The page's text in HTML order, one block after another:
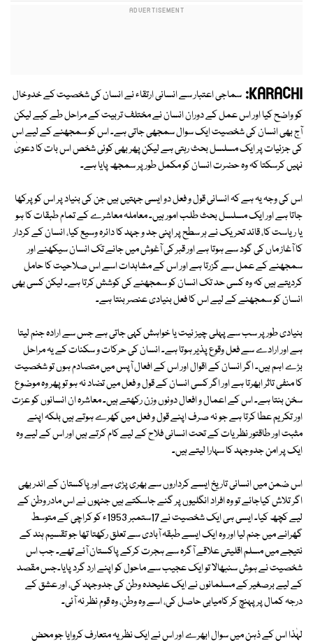
KARACHI: سماجی اعتبار سے انسانی ارتقاء نے انسان کی شخصیت کے خدوخال
کو واضح کیا اور اس عمل کے دوران انسان نے مختلف تربیت کے مراحل طے کیے لیکن
آج بھی انسان کی شخصیت ایک سوال سمجھی جاتی ہے۔ اس کو سمجھنے کے لیے اس
کی جزئیات پر ایک مسلسل بحث رہتی ہے لیکن پھر بھی کوئی شخص اس بات کا دعویٰ
نہیں کرسکتا کہ وہ حضرت انسان کو مکمل طور پر سمجھ پایا ہے۔
اس کی وجہ یہ ہے کہ انسانی قول و فعل دو ایسی جہتیں ہیں جن کی بنیاد پر اس کو پرکھا
جاتا ہے اور ایک مسلسل بحث طلب امور ہیں۔ معاملہ معاشرے کے تمام طبقات کا ہو
یا ریاست کا، قائد تحریک نے ہر سطح پر اپنی جد و جہد کا دائرہ وسیع کیا، انسان کے کردار
کا آغاز ماں کی گود سے ہوتا ہے اور قبر کی آغوش میں جانے تک انسان سیکھنے اور
سمجھنے کے عمل سے گزرتا ہے اور اس کے مشاہدات اسے اس صلاحیت کا حامل
کردیتے ہیں کہ وہ کسی حد تک انسان کو سمجھنے کی کوشش کرتا ہے۔ لیکن کسی بھی
انسان کو سمجھنے کے لیے اس کا فعل بنیادی عنصر بنتا ہے۔
بنیادی طور پر سب سے پہلی چیز نیت یا خواہش کہی جاتی ہے جس سے ارادہ جنم لیتا
ہے اور ارادے سے فعل وقوع پذیر ہوتا ہے۔ انسان کی حرکات و سکنات کے یہ مراحل
بڑے اہم ہیں۔ اگر انسان کے اقوال اور اس کے افعال آپس میں متصادم ہوں تو شخصیت
کا منفی تاثر ابھرتا ہے اور اگر کسی انسان کے قول و فعل میں تضاد نہ ہو تو پھر وہ موضوع
سخن بنتا ہے۔ اس کے اعمال و افعال دونوں وزن رکھتے ہیں۔ معاشرہ ان انسانوں کو عزت
اور تکریم عطا کرتا ہے جو نہ صرف اپنے قول و فعل میں کھرے ہوتے ہیں بلکہ اپنے
مثبت اور طاقتور نظریات کے تحت انسانی فلاح کے لیے کام کرتے ہیں اور اس کے لیے وہ
ایک پر امن جدوجہد کا سہارا لیتے ہیں۔
اس ضمن میں انسانی تاریخ ایسے کرداروں سے بھری پڑی ہے اور پاکستان کے اندر بھی
اگر تلاش کیاجائے تو وہ افراد انگلیوں پر گنے جاسکتے ہیں جنہوں نے اس مادر وطن کے
لیے کچھ کیا۔ ایسی ہی ایک شخصیت نے 17ستمبر 1953ء کو کراچی کے متوسط
گھرانے میں جنم لیا اور وہ ایک ایسے طبقہ آبادی سے تعلق رکھتا تھا جو تقسیم ہند کے
نتیجے میں مسلم اقلیتی علاقے آگرہ سے ہجرت کرکے پاکستان آئے تھے۔ جب اس
شخصیت نے ہوش سنبھالا تو ایک عجیب سے ماحول کو اپنے ارد گرد پایا۔جس مقصد
کے لیے برصغیر کے مسلمانوں نے ایک علیحدہ وطن کی جدوجہد کی، اور عشق کے
درجہ کمال پر پہنچ کر کامیابی حاصل کی، اسے وہ وطن، وہ قوم نظر نہ آئی۔
لہٰذا اس کے ذہن میں سوال ابھرے اور اس نے ایک نظریہ متعارف کروایا جو محض